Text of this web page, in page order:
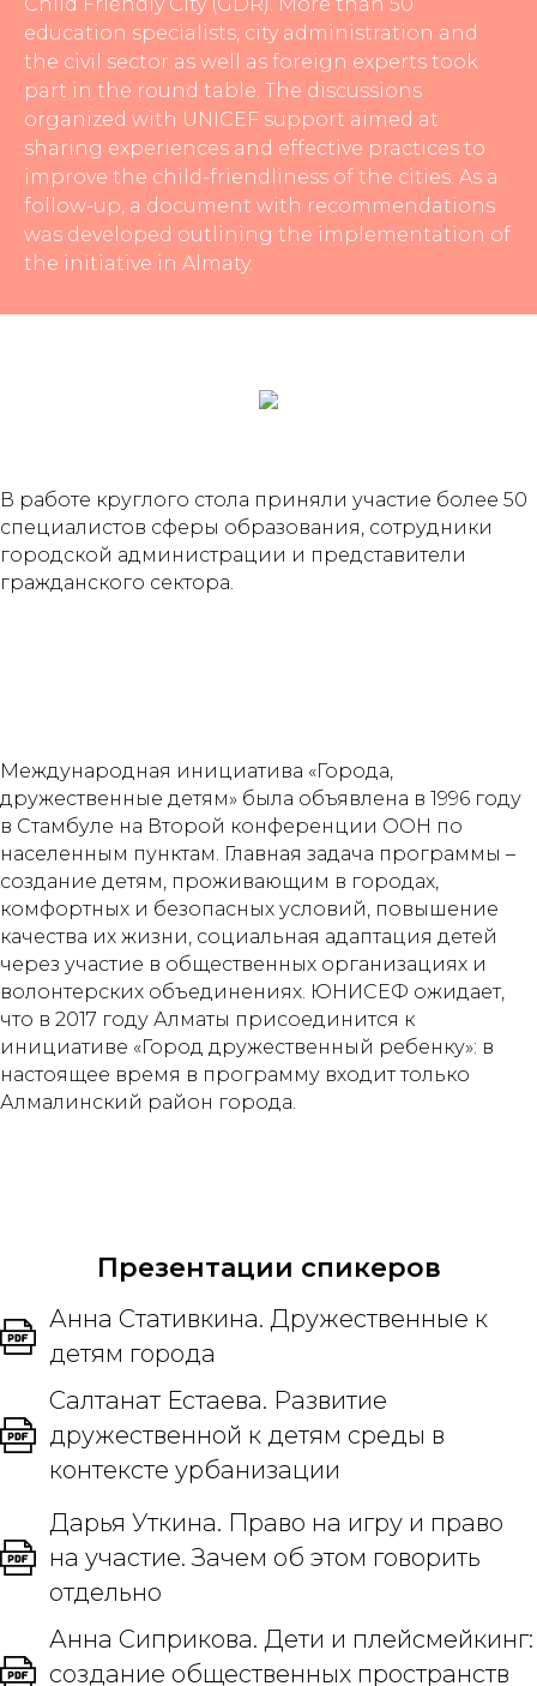
Child Friendly City (GDR). More than 50
education specialists, city administration and
the civil sector as well as foreign experts took
part in the round table. The discussions
organized with UNICEF support aimed at
sharing experiences and effective practices to
improve the child-friendliness of the cities. As a
follow-up, a document with recommendations
was developed outlining the implementation of
the initiative in Almaty.
В работе круглого стола приняли участие более 50
специалистов сферы образования, сотрудники
городской администрации и представители
гражданского сектора.
Международная инициатива «Города,
дружественные детям» была объявлена в 1996 году
в Стамбуле на Второй конференции ООН по
населенным пунктам. Главная задача программы –
создание детям, проживающим в городах,
комфортных и безопасных условий, повышение
качества их жизни, социальная адаптация детей
через участие в общественных организациях и
волонтерских объединениях. ЮНИСЕФ ожидает,
что в 2017 году Алматы присоединится к
инициативе «Город дружественный ребенку»: в
настоящее время в программу входит только
Алмалинский район города.
Презентации спикеров
Анна Стативкина. Дружественные к
детям города
Салтанат Естаева. Развитие
дружественной к детям среды в
контексте урбанизации
Дарья Уткина. Право на игру и право
на участие. Зачем об этом говорить
отдельно
Анна Сиприкова. Дети и плейсмейкинг:
создание общественных пространств